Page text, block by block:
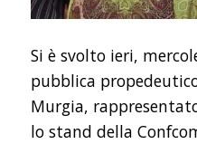
Si è svolto ieri,
pubblica
Murgia,
lo stand della